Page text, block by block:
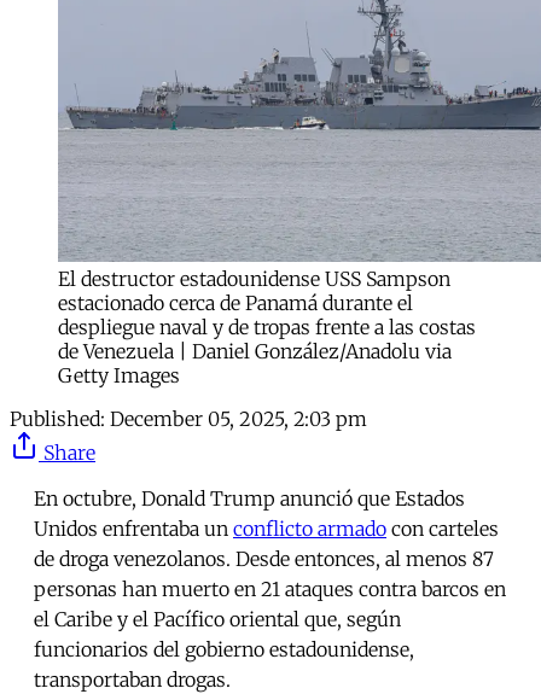
El destructor estadounidense USS Sampson
estacionado cerca de Panamá durante el
despliegue naval y de tropas frente a las costas
de Venezuela | Daniel González/Anadolu via
Getty Images
Published: December 05, 2025, 2:03 pm
Share
En octubre, Donald Trump anunció que Estados
Unidos enfrentaba un conflicto armado con carteles
de droga venezolanos. Desde entonces, al menos 87
personas han muerto en 21 ataques contra barcos en
el Caribe y el Pacífico oriental que, según
funcionarios del gobierno estadounidense,
transportaban drogas.